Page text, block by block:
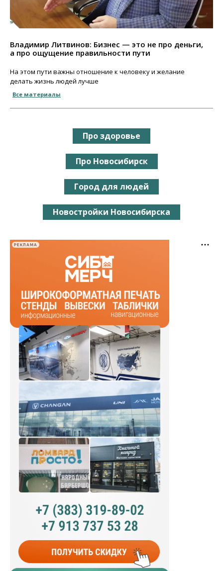
Владимир Литвинов: Бизнес — это не про деньги,
а про ощущение правильности пути
На этом пути важны отношение к человеку и желание
делать жизнь людей лучше
Все материалы
Про здоровье
Про Новосибирск
Город для людей
Новостройки Новосибирска
РЕКЛАМА